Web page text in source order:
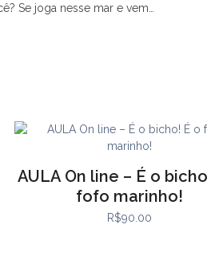
Se joga nesse mar e vem…
AULA On line – É o
fofo marinho!
R$90.00